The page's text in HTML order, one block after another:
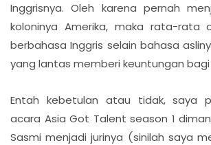
Inggrisnya. Oleh karena pernah
koloninya Amerika, maka rata-rata
berbahasa Inggris selain bahasa
yang lantas memberi keuntungan bagi
Entah kebetulan atau tidak, saya
acara Asia Got Talent season 1
Sasmi menjadi jurinya (sinilah saya